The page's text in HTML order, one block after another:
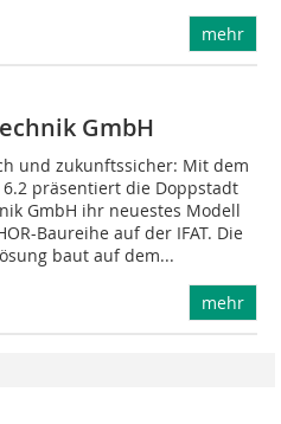
mehr
GmbH
und zukunftssicher: Mit dem
6.2 präsentiert die Doppstadt
GmbH ihr neuestes Modell
Baureihe auf der IFAT. Die
baut auf dem...
mehr